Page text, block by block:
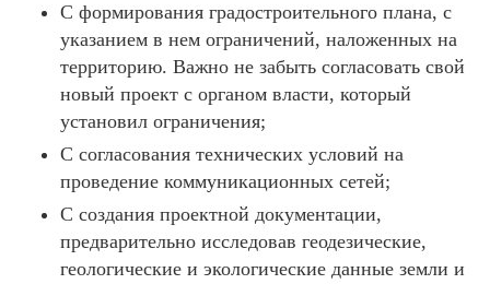
С формирования градостроительного плана, с
указанием в нем ограничений, наложенных на
территорию. Важно не забыть согласовать свой
новый проект с органом власти, который
установил ограничения;
С согласования технических условий на
проведение коммуникационных сетей;
С создания проектной документации,
предварительно исследовав геодезические,
геологические и экологические данные земли и